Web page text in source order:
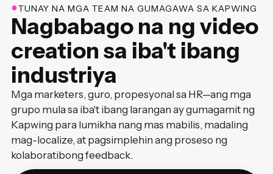
●TUNAY NA MGA TEAM NA GUMAGAWA SA KAPWING
Nagbabago na ng video
creation sa iba't ibang
industriya
Mga marketers, guro, propesyonal sa HR—ang mga
grupo mula sa iba't ibang larangan ay gumagamit ng
Kapwing para lumikha nang mas mabilis, madaling
mag-localize, at pagsimplehin ang proseso ng
kolaboratibong feedback.